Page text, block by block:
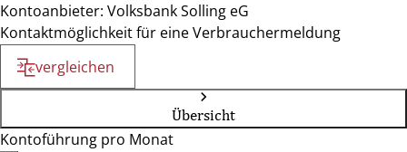
Kontoanbieter: Volksbank Solling eG
Kontaktmöglichkeit für eine Verbrauchermeldung
vergleichen
Übersicht
Kontoführung pro Monat